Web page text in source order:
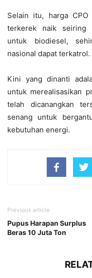
Selain itu, harga CPO
terkerek naik seiring
untuk biodiesel,
nasional dapat terkatrol.
Kini yang dinanti
untuk merealisasikan
telah dicanangkan
senang untuk
kebutuhan energi.
Previous article
Pupus Harapan Surplus
Beras 10 Juta Ton